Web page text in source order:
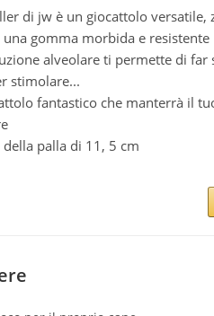
di jw è un giocattolo versatile,
una gomma morbida e resistente
alveolare ti permette di far
stimolare...
fantastico che manterrà il
palla di 11, 5 cm